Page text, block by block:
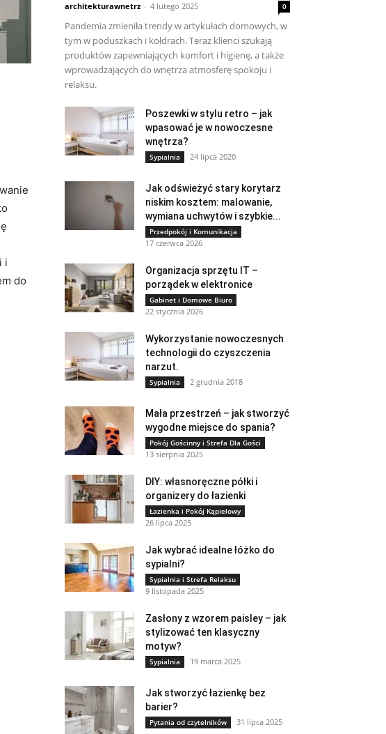
i⁣
⁣do
architekturawnetrz - 4 lutego 2025 0
Pandemia zmieniła trendy w artykułach domowych, w
tym w poduszkach i kołdrach. Teraz klienci szukają
produktów zapewniających komfort i higienę, a także
wprowadzających do wnętrza atmosferę spokoju i
relaksu.
Poszewki w stylu retro – jak
wpasować je w nowoczesne
wnętrza?
Sypialnia 24 lipca 2020
Jak odświeżyć stary korytarz
niskim kosztem: malowanie,
wymiana uchwytów i szybkie...
Przedpokój i Komunikacja
17 czerwca 2026
Organizacja sprzętu IT –
porządek w elektronice
Gabinet i Domowe Biuro
22 stycznia 2026
Wykorzystanie nowoczesnych
technologii do czyszczenia
narzut.
Sypialnia 2 grudnia 2018
Mała przestrzeń – jak stworzyć
wygodne miejsce do spania?
Pokój Gościnny i Strefa Dla Gości
13 sierpnia 2025
DIY: własnoręczne półki i
organizery do łazienki
Łazienka i Pokój Kąpielowy
26 lipca 2025
Jak wybrać idealne łóżko do
sypialni?
Sypialnia i Strefa Relaksu
9 listopada 2025
Zasłony z wzorem paisley – jak
stylizować ten klasyczny
motyw?
Sypialnia 19 marca 2025
Jak stworzyć łazienkę bez
barier?
Pytania od czytelników 31 lipca 2025